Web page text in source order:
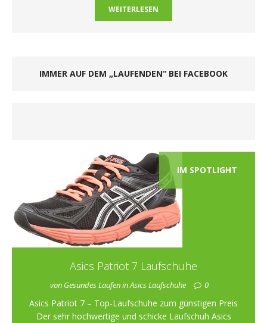
WEITERLESEN
IMMER AUF DEM „LAUFENDEN“ BEI FACEBOOK
IM SPOTLIGHT
Asics Patriot 7 Laufschuhe
von Gesundes Laufen in Asics Laufschuhe 0
Asics Patriot 7 – Top-Laufschuhe zum günstigen Preis
Der sehr hochwertige und schicke Laufschuh Asics